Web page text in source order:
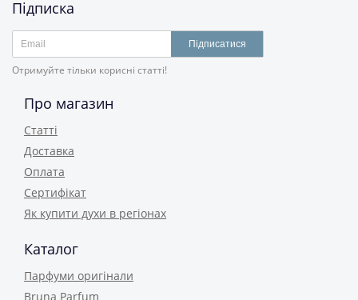
Підписка
Підписатися
Отримуйте тільки корисні статті!
Про магазин
Статті
Доставка
Оплата
Сертифікат
Як купити духи в регіонах
Каталог
Парфуми оригінали
Bruna Parfum